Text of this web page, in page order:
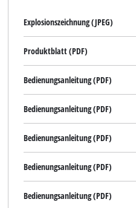
Explosionszeichnung (JPEG)
Produktblatt (PDF)
Bedienungsanleitung (PDF)
Bedienungsanleitung (PDF)
Bedienungsanleitung (PDF)
Bedienungsanleitung (PDF)
Bedienungsanleitung (PDF)